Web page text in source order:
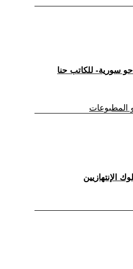
سورية- للكاتب حنا
المطبوعات